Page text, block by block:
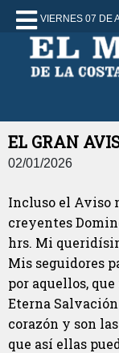
VIERNES 07 DE
EL GRAN
02/01/2026
Incluso el Aviso
creyentes
hrs. Mi
Mis seguidores
por aquellos,
Eterna
corazón y son
que así ellas